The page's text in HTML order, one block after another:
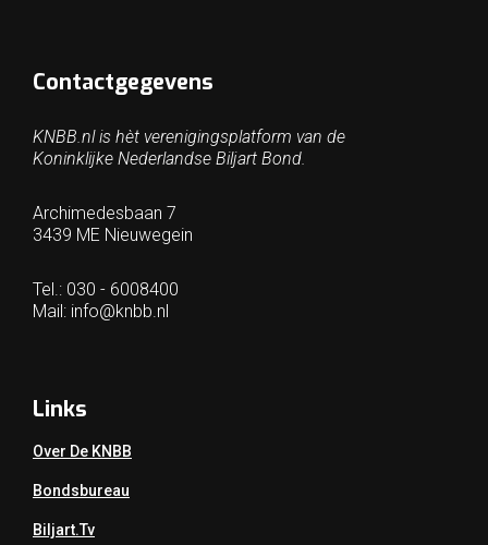
Contactgegevens
KNBB.nl is hèt verenigingsplatform van de
Koninklijke Nederlandse Biljart Bond.
Archimedesbaan 7
3439 ME Nieuwegein
Tel.: 030 - 6008400
Mail: info@knbb.nl
Links
Over De KNBB
Bondsbureau
Biljart.tv